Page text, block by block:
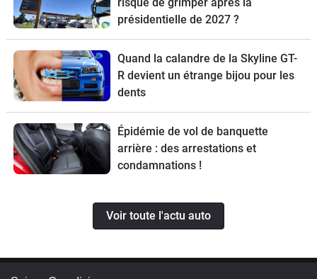
présidentielle de 2027 ?
Quand la calandre de la Skyline GT-
R devient un étrange bijou pour les
dents
Épidémie de vol de banquette
arrière : des arrestations et
condamnations !
Voir toute l'actu auto